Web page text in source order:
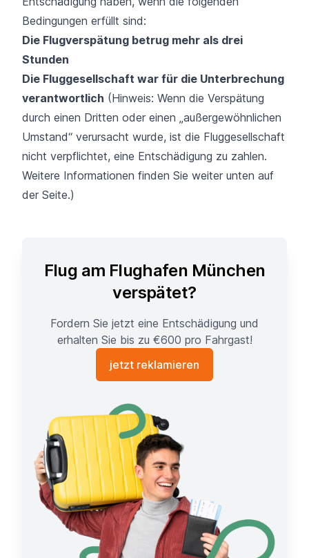
Bedingungen erfüllt sind:
Die Flugverspätung betrug mehr als drei
Stunden
Die Fluggesellschaft war für die Unterbrechung
verantwortlich (Hinweis: Wenn die Verspätung
durch einen Dritten oder einen „außergewöhnlichen
Umstand“ verursacht wurde, ist die Fluggesellschaft
nicht verpflichtet, eine Entschädigung zu zahlen.
Weitere Informationen finden Sie weiter unten auf
der Seite.)
Flug am Flughafen München
verspätet?
Fordern Sie jetzt eine Entschädigung und
erhalten Sie bis zu €600 pro Fahrgast!
jetzt reklamieren